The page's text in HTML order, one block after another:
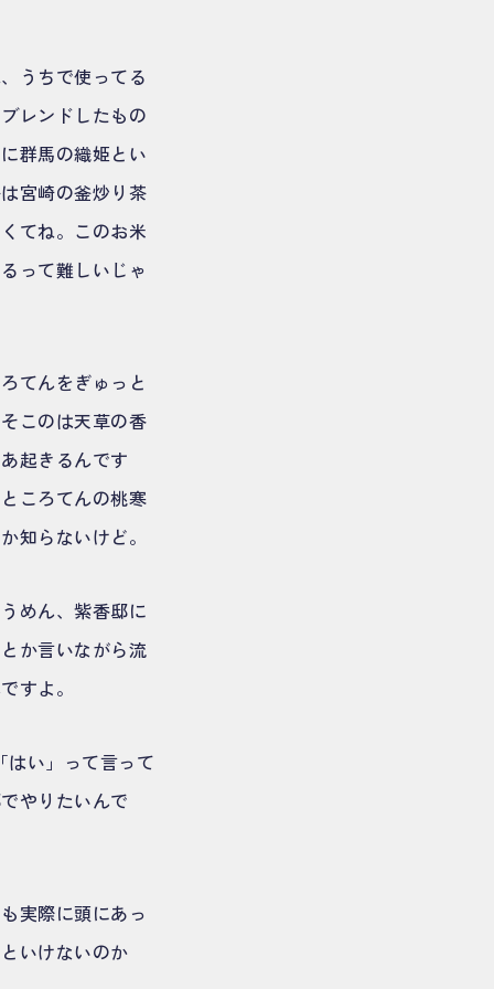
うちで使ってる
レンドしたもの
群馬の織姫とい
宮崎の釜炒り茶
てね。このお米
って難しいじゃ
てんをぎゅっと
このは天草の香
起きるんです
ころてんの桃寒
知らないけど。
めん、紫香邸に
か言いながら流
すよ。
はい」って言って
やりたいんで
実際に頭にあっ
いけないのか